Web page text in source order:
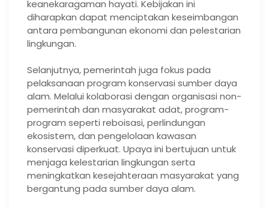
keanekaragaman hayati. Kebijakan ini
diharapkan dapat menciptakan keseimbangan
antara pembangunan ekonomi dan pelestarian
lingkungan.
Selanjutnya, pemerintah juga fokus pada
pelaksanaan program konservasi sumber daya
alam. Melalui kolaborasi dengan organisasi non-
pemerintah dan masyarakat adat, program-
program seperti reboisasi, perlindungan
ekosistem, dan pengelolaan kawasan
konservasi diperkuat. Upaya ini bertujuan untuk
menjaga kelestarian lingkungan serta
meningkatkan kesejahteraan masyarakat yang
bergantung pada sumber daya alam.